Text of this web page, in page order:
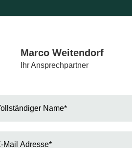
Marco Weitendorf
Ihr Ansprechpartner